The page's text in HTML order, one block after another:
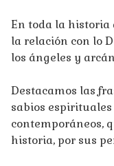
En toda la historia
la relación con lo
los ángeles y
Destacamos las
sabios
contemporáneos,
historia, por sus